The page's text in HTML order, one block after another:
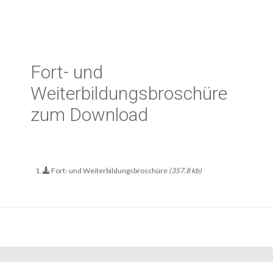
Fort- und
Weiterbildungsbroschüre
zum Download
Fort- und Weiterbildungsbroschüre (357.8 kb)